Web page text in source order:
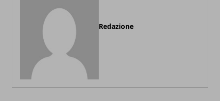
Redazione